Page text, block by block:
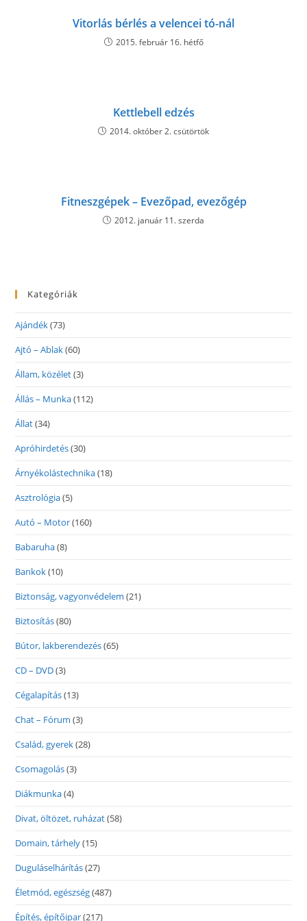
Vitorlás bérlés a velencei tó-nál
2015. február 16. hétfő
Kettlebell edzés
2014. október 2. csütörtök
Fitneszgépek – Evezőpad, evezőgép
2012. január 11. szerda
Kategóriák
Ajándék(73)
Ajtó – Ablak(60)
Állam, közélet(3)
Állás – Munka(112)
Állat(34)
Apróhirdetés(30)
Árnyékolástechnika(18)
Asztrológia(5)
Autó – Motor(160)
Babaruha(8)
Bankok(10)
Biztonság, vagyonvédelem (21)
Biztosítás(80)
Bútor, lakberendezés(65)
CD – DVD(3)
Cégalapítás(13)
Chat – Fórum (3)
Család, gyerek(28)
Csomagolás(3)
Diákmunka(4)
Divat, öltözet, ruházat(58)
Domain, tárhely(15)
Duguláselhárítás(27)
Életmód, egészség(487)
Építés, építőipar(217)